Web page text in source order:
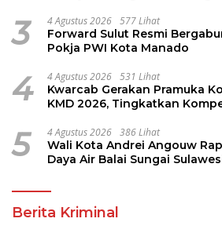
3 4 Agustus 2026 577 Lihat
Forward Sulut Resmi
Pokja PWI Kota Manado
4 4 Agustus 2026 531 Lihat
Kwarcab Gerakan Pramuka
KMD 2026, Tingkatkan
5 4 Agustus 2026 386 Lihat
Wali Kota Andrei Angouw
Daya Air Balai Sungai
Berita Kriminal